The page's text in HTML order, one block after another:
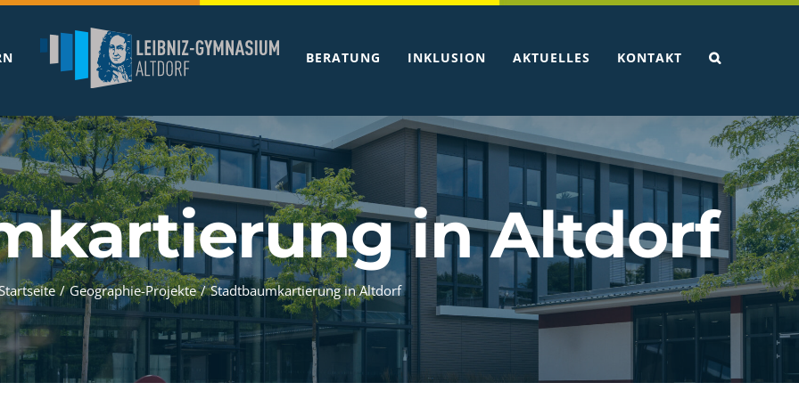
BERATUNG INKLUSION AKTUELLES KONTAKT
in Altdorf
Startseite / Geographie-Projekte / Stadtbaumkartierung in Altdorf